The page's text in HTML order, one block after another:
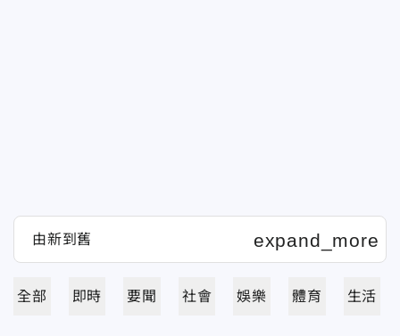
全部 即時 要聞 社會 娛樂 體育 生活